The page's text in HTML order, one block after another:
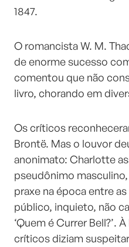
1847.
O romancista W. M.
de enorme sucesso
comentou que não
livro, chorando em
Os críticos
Brontë. Mas o louvor
anonimato: Charlotte
pseudônimo
praxe na época entre
público, inquieto, não
‘Quem é Currer Bell?’.
críticos diziam